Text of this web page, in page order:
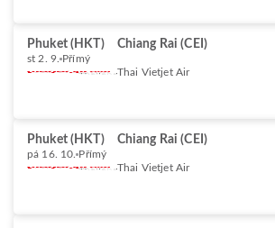
Phuket (HKT) Chiang Rai (CEI)
st 2. 9. Přímý
Thai Vietjet Air
Phuket (HKT) Chiang Rai (CEI)
pá 16. 10. Přímý
Thai Vietjet Air